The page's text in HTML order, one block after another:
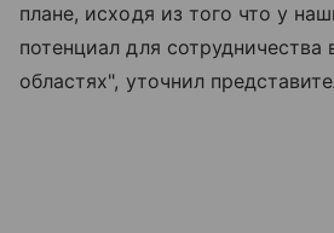
плане, исходя из того что у
потенциал для
областях", уточнил